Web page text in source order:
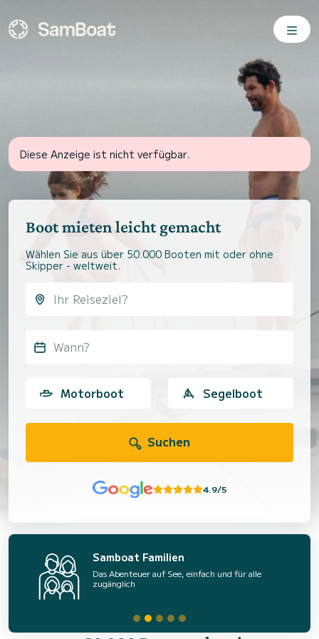
Diese Anzeige ist nicht verfügbar.
Boot mieten leicht gemacht
Wählen Sie aus über 50.000 Booten mit oder ohne
Skipper - weltweit.
Wann?
Motorboot Segelboot
Suchen
4.9/5
Samboat Familien
Das Abenteuer auf See, einfach und für alle
zugänglich